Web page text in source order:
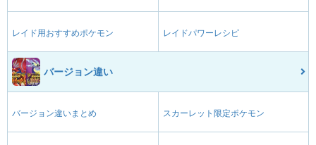
レイド用おすすめポケモン レイドパワーレシピ
バージョン違い
バージョン違いまとめ スカーレット限定ポケモン